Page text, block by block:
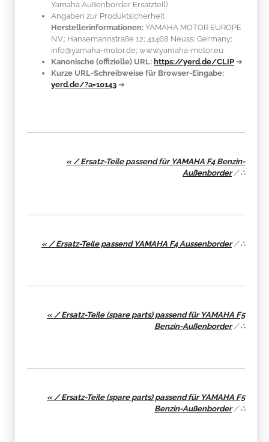
Yamaha Außenborder Ersatzteil)
Angaben zur Produktsicherheit
Herstellerinformationen: YAMAHA MOTOR EUROPE
N.V.; Hansemannstraße 12; 41468 Neuss; Germany;
info@yamaha-motor.de; www.yamaha-motor.eu
Kanonische (offizielle) URL: https://yerd.de/CLIP ➔
Kurze URL-Schreibweise für Browser-Eingabe:
yerd.de/?a=10143 ➔
« / Ersatz-Teile passend für YAMAHA F4 Benzin-
Außenborder/∴
« / Ersatz-Teile passend YAMAHA F4 Aussenborder/∴
« / Ersatz-Teile (spare parts) passend für YAMAHA F5
Benzin-Außenborder/∴
« / Ersatz-Teile (spare parts) passend für YAMAHA F5
Benzin-Außenborder/∴